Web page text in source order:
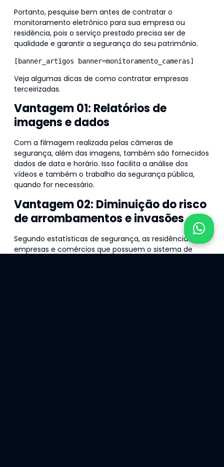
Portanto, pesquise bem antes de contratar o
monitoramento eletrônico para sua empresa ou
residência, pois o serviço prestado precisa ser de
qualidade e garantir a segurança do seu patrimônio.
[banner_artigos banner=monitoramento_cameras]
Veja algumas dicas de como contratar empresas
terceirizadas.
Vantagem 01: Relatórios de
imagens e dados
Com a filmagem realizada pelas câmeras de
segurança, além das imagens, também são fornecidos
dados de data e horário. Isso facilita a análise dos
vídeos e também o trabalho da segurança pública,
quando for necessário.
Vantagem 02: Diminuição do risco
de arrombamentos e invasões
Segundo estatísticas de segurança, as residências,
empresas e comércios que possuem o sistema de